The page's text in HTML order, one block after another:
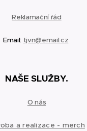
Reklamačnířád
Email: tjvn@email.cz
NAŠE SLUŽBY.
O nás
a realizace - merch